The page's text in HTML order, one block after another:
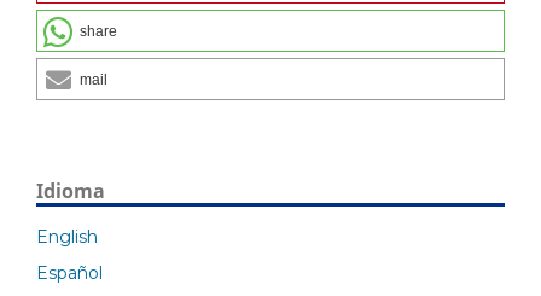
share
mail
Idioma
English
Español